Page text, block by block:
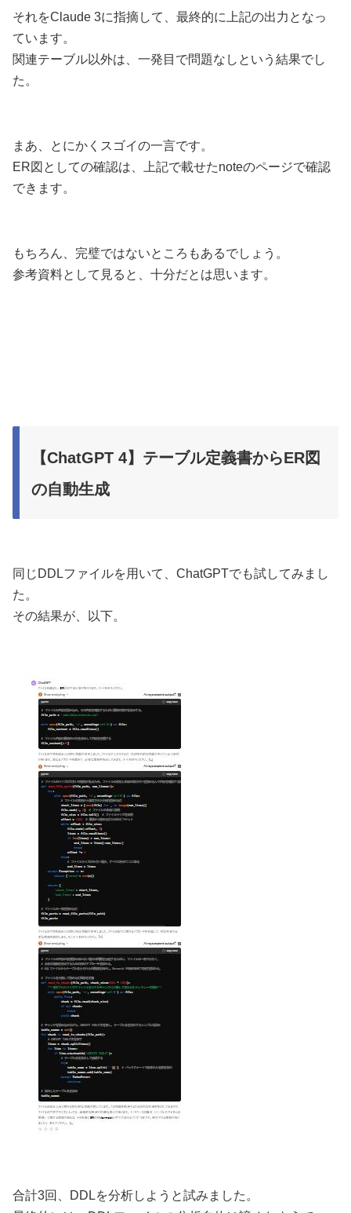
それをClaude 3に指摘して、最終的に上記の出力となっ
ています。
関連テーブル以外は、一発目で問題なしという結果でし
た。
まあ、とにかくスゴイの一言です。
ER図としての確認は、上記で載せたnoteのページで確認
できます。
もちろん、完璧ではないところもあるでしょう。
参考資料として見ると、十分だとは思います。
【ChatGPT 4】テーブル定義書からER図
の自動生成
同じDDLファイルを用いて、ChatGPTでも試してみまし
た。
その結果が、以下。
合計3回、DDLを分析しようと試みました。